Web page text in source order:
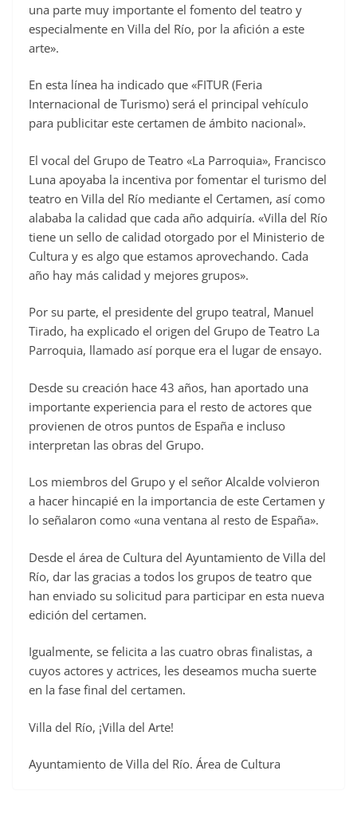
una parte muy importante el fomento del teatro y
especialmente en Villa del Río, por la afición a este
arte».
En esta línea ha indicado que «FITUR (Feria
Internacional de Turismo) será el principal vehículo
para publicitar este certamen de ámbito nacional».
El vocal del Grupo de Teatro «La Parroquia», Francisco
Luna apoyaba la incentiva por fomentar el turismo del
teatro en Villa del Río mediante el Certamen, así como
alababa la calidad que cada año adquiría. «Villa del Río
tiene un sello de calidad otorgado por el Ministerio de
Cultura y es algo que estamos aprovechando. Cada
año hay más calidad y mejores grupos».
Por su parte, el presidente del grupo teatral, Manuel
Tirado, ha explicado el origen del Grupo de Teatro La
Parroquia, llamado así porque era el lugar de ensayo.
Desde su creación hace 43 años, han aportado una
importante experiencia para el resto de actores que
provienen de otros puntos de España e incluso
interpretan las obras del Grupo.
Los miembros del Grupo y el señor Alcalde volvieron
a hacer hincapié en la importancia de este Certamen y
lo señalaron como «una ventana al resto de España».
Desde el área de Cultura del Ayuntamiento de Villa del
Río, dar las gracias a todos los grupos de teatro que
han enviado su solicitud para participar en esta nueva
edición del certamen.
Igualmente, se felicita a las cuatro obras finalistas, a
cuyos actores y actrices, les deseamos mucha suerte
en la fase final del certamen.
Villa del Río, ¡Villa del Arte!
Ayuntamiento de Villa del Río. Área de Cultura